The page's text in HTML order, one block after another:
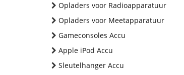
Opladers voor Radioapparatuur
Opladers voor Meetapparatuur
Gameconsoles Accu
Apple iPod Accu
Sleutelhanger Accu